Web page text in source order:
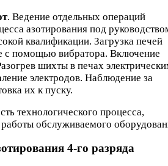
. Ведение отдельных операций
азотирования под
квалификации. Загрузка печей
с помощью вибратора. Включение
шихты в печах
электродов. Наблюдение за
их к пуску.
технологического процесса,
обслуживаемого
4-го разряда